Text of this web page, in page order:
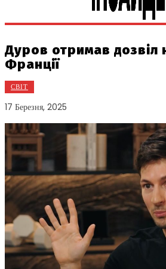
Дуров отримав дозвіл
Франції
СВІТ
17 Березня, 2025